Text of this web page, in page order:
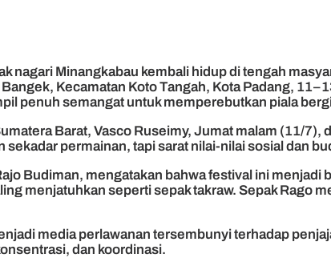
nagari Minangkabau kembali hidup di tengah
Kecamatan Koto Tangah, Kota Padang,
penuh semangat untuk memperebutkan piala
Barat, Vasco Ruseimy, Jumat malam (11/
permainan, tapi sarat nilai-nilai sosial dan
Budiman, mengatakan bahwa festival ini
menjatuhkan seperti sepak takraw. Sepak Rago
media perlawanan tersembunyi terhadap
dan koordinasi.